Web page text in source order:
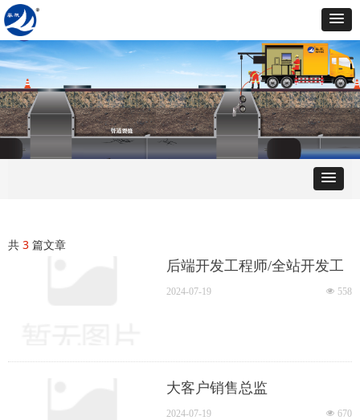
共 3 篇文章
后端开发工程师/全站开发工
程师
넶 558
2024-07-19
大客户销售总监
넶 670
2024-07-19